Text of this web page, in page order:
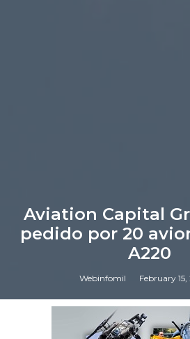
Aviation Capital
pedido por 20
A220
Webinfomil February